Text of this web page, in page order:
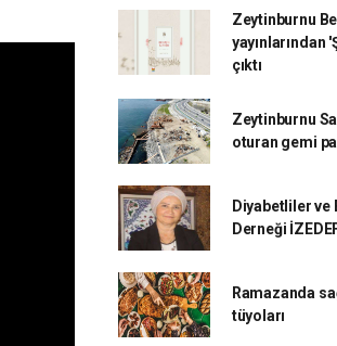
Zeytinburnu
yayınlarından
çıktı
Zeytinburnu
oturan gemi
Diyabetliler ve
Derneği
Ramazanda
tüyoları